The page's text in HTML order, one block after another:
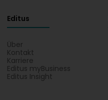
Editus
Über
Kontakt
Karriere
Editus myBusiness
Editus Insight